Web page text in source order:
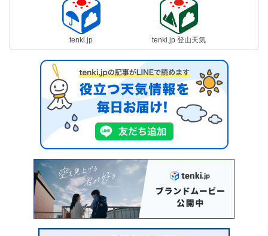
tenki.jp tenki.jp 登山天気